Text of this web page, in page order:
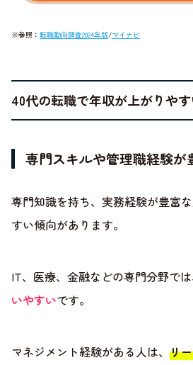
※参照： 転職動向調査2024年版/マイナビ
40代の転職で年収が上がりや
専門スキルや管理職経験が
専門知識を持ち、実務経験が豊富
すい傾向があります。
IT、医療、金融などの専門分野で
いやすいです。
マネジメント経験がある人は、 リ